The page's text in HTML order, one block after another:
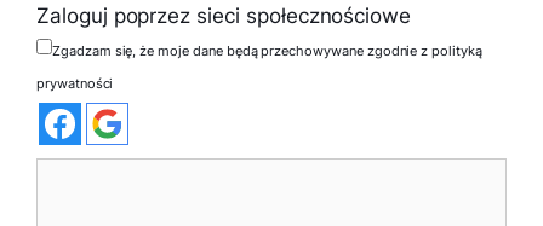
Zaloguj poprzez sieci społecznościowe
Zgadzam się, że moje dane będą przechowywane zgodnie z polityką
prywatności